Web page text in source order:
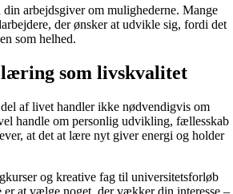
din arbejdsgiver om mulighederne. Mange
der ønsker at udvikle sig, fordi det
som helhed.
læring som livskvalitet
af livet handler ikke nødvendigvis om
handle om personlig udvikling, fællesskab
at det at lære nyt giver energi og holder
og kreative fag til universitetsforløb
er at vælge noget, der vækker din interesse –